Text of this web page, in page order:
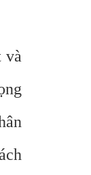
và